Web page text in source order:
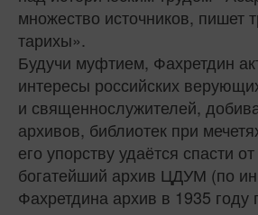
множество источников, пишет
тарихы».
Будучи муфтием, Фахретдин
интересы российских
и священнослужителей,
архивов, библиотек при
его упорству удаётся спасти
богатейший архив ЦДУМ (по
Фахретдина архив в 1935 году